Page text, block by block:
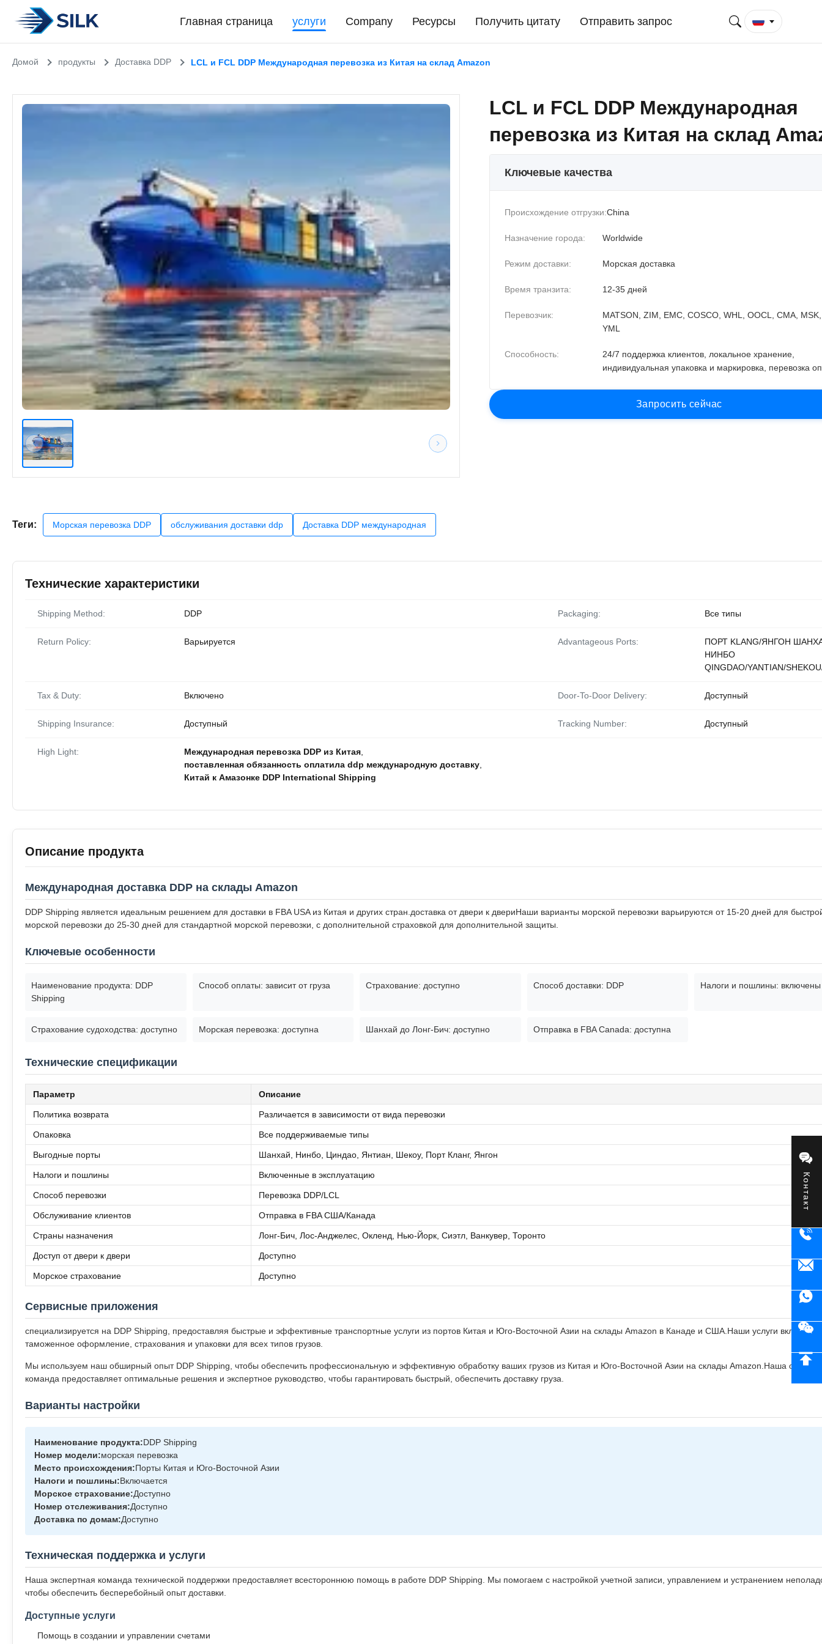
Контакт
Главная страница услуги Company Ресурсы Получить цитату Отправить запрос
Домой продукты Доставка DDP LCL и FCL DDP Международная перевозка из Китая на склад Amazon
LCL и FCL DDP Международная
перевозка из Китая на склад
Ключевые качества
Происхождение отгрузки:China
Назначение города: Worldwide
Режим доставки: Морская доставка
Время транзита: 12-35 дней
Перевозчик:
MATSON, ZIM, EMC, COSCO, WHL, OOCL, CMA,
YML
Способность:
24/7 поддержка клиентов, локальное хранение,
индивидуальная упаковка и маркировка, перевозка
Запросить сейчас
Теги: Морская перевозка DDP обслуживания доставки ddp Доставка DDP международная
Технические характеристики
Shipping Method: DDP Packaging: Все типы
Return Policy: Варьируется Advantageous Ports:
ПОРТ KLANG/ЯНГОН
НИНБО
QINGDAO/YANTIAN/
Tax & Duty: Включено Door-To-Door Delivery: Доступный
Shipping Insurance: Доступный Tracking Number: Доступный
High Light: Международная перевозка DDP из Китая
поставленная обязанность оплатила ddp международную доставку
Китай к Амазонке DDP International Shipping
Описание продукта
Международная доставка DDP на склады Amazon
DDP Shipping является идеальным решением для доставки в FBA USA из Китая и других стран.доставка от двери к двериНаши варианты морской перевозки варьируются от 15-20 дней для
морской перевозки до 25-30 дней для стандартной морской перевозки, с дополнительной страховкой для дополнительной защиты.
Ключевые особенности
Наименование продукта: DDP
Shipping
Способ оплаты: зависит от груза Страхование: доступно Способ доставки: DDP Налоги и пошлины: включены
Страхование судоходства: доступно Морская перевозка: доступна Шанхай до Лонг-Бич: доступно Отправка в FBA Canada: доступна
Технические спецификации
Параметр Описание
Политика возврата Различается в зависимости от вида перевозки
Опаковка Все поддерживаемые типы
Выгодные порты Шанхай, Нинбо, Циндао, Янтиан, Шекоу, Порт Кланг, Янгон
Налоги и пошлины Включенные в эксплуатацию
Способ перевозки Перевозка DDP/LCL
Обслуживание клиентов Отправка в FBA США/Канада
Страны назначения Лонг-Бич, Лос-Анджелес, Окленд, Нью-Йорк, Сиэтл, Ванкувер, Торонто
Доступ от двери к двери Доступно
Морское страхование Доступно
Сервисные приложения
специализируется на DDP Shipping, предоставляя быстрые и эффективные транспортные услуги из портов Китая и Юго-Восточной Азии на склады Amazon в Канаде и США.Наши услуги включают
таможенное оформление, страхования и упаковки для всех типов грузов.
Мы используем наш обширный опыт DDP Shipping, чтобы обеспечить профессиональную и эффективную обработку ваших грузов из Китая и Юго-Восточной Азии на склады Amazon.Наша
команда предоставляет оптимальные решения и экспертное руководство, чтобы гарантировать быстрый, обеспечить доставку груза.
Варианты настройки
Наименование продукта:DDP Shipping
Номер модели:морская перевозка
Место происхождения:Порты Китая и Юго-Восточной Азии
Налоги и пошлины:Включается
Морское страхование:Доступно
Номер отслеживания:Доступно
Доставка по домам:Доступно
Техническая поддержка и услуги
Наша экспертная команда технической поддержки предоставляет всестороннюю помощь в работе DDP Shipping. Мы помогаем с настройкой учетной записи, управлением и устранением
чтобы обеспечить бесперебойный опыт доставки.
Доступные услуги
Помощь в создании и управлении счетами